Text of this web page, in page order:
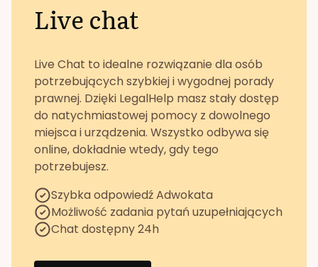
Live chat
Live Chat to idealne rozwiązanie dla osób
potrzebujących szybkiej i wygodnej porady
prawnej. Dzięki LegalHelp masz stały dostęp
do natychmiastowej pomocy z dowolnego
miejsca i urządzenia. Wszystko odbywa się
online, dokładnie wtedy, gdy tego
potrzebujesz.
Szybka odpowiedź Adwokata
Możliwość zadania pytań uzupełniających
Chat dostępny 24h